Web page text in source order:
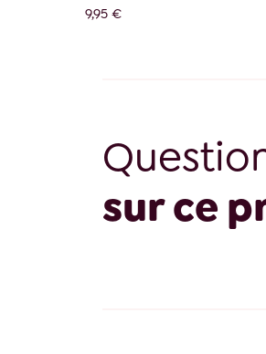
9,95 €
sur ce